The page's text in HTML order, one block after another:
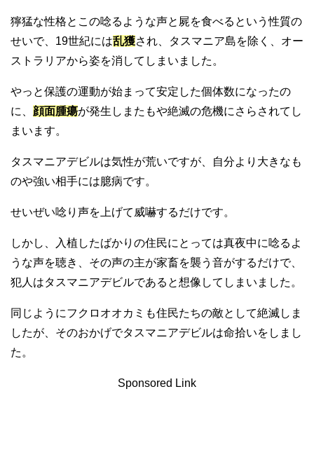
獰猛な性格とこの唸るような声と屍を食べるという性質の
せいで、19世紀には乱獲され、タスマニア島を除く、オー
ストラリアから姿を消してしまいました。
やっと保護の運動が始まって安定した個体数になったの
に、 顔面腫瘍が発生しまたもや絶滅の危機にさらされてし
まいます。
タスマニアデビルは気性が荒いですが、自分より大きなも
のや強い相手には臆病です。
せいぜい唸り声を上げて威嚇するだけです。
しかし、入植したばかりの住民にとっては真夜中に唸るよ
うな声を聴き、その声の主が家畜を襲う音がするだけで、
犯人はタスマニアデビルであると想像してしまいました。
同じようにフクロオオカミも住民たちの敵として絶滅しま
したが、そのおかげでタスマニアデビルは命拾いをしまし
た。
Sponsored Link